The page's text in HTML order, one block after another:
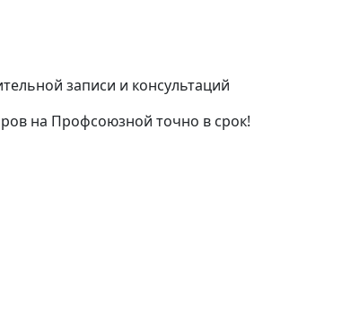
записи и консультаций
на Профсоюзной точно в срок!